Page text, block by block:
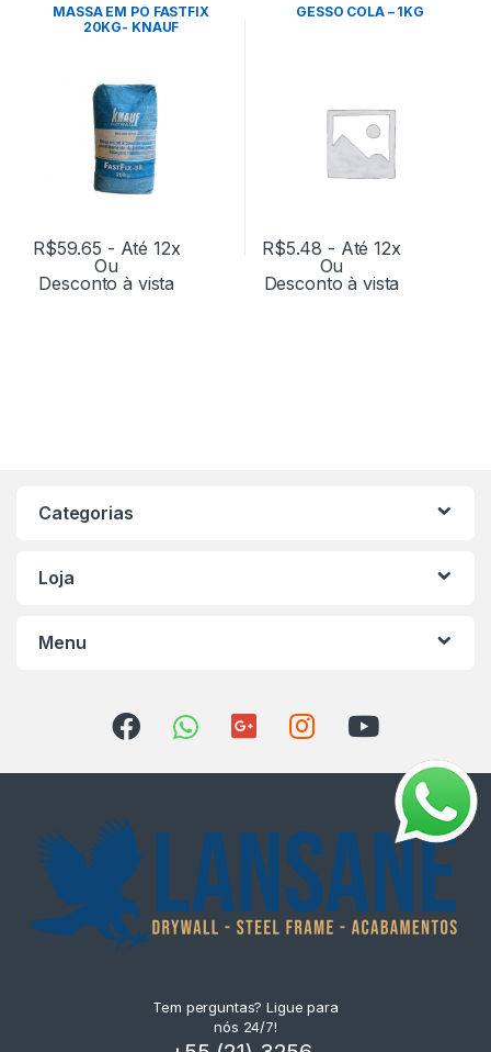
MASSA EM PÓ FASTFIX
20KG- KNAUF
R$59.65 - Até 12x
Ou
Desconto à vista
GESSO COLA – 1KG
R$5.48 - Até 12x
Ou
Desconto à vista
Categorias
Loja
Menu
Tem perguntas? Ligue para
nós 24/7!